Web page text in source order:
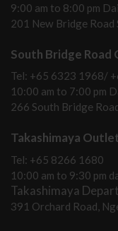
9:00 am to 8:00 pm
201 New Bridge Road
South Bridge Road
Tel: +65 6323 1968/
10:00 am to 7:00 pm
266 South Bridge
Takashimaya
Tel: +65 8266 1680
10:00 am to 9:30 pm
Takashimaya
391 Orchard Road,